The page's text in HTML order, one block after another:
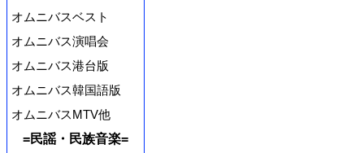
オムニバスベスト
オムニバス演唱会
オムニバス港台版
オムニバス韓国語版
オムニバスMTV他
=民謡・民族音楽=